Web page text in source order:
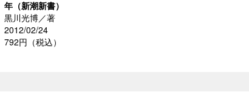
年（新潮新書）
黒川光博／著
2012/02/24
792円（税込）